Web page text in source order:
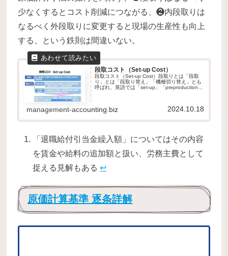
少なくするとコスト削減につながる、❷内段取りは
なるべく外段取りに変更すると現場の生産性も向上
する、という鉄則は間違いない。
段取コスト（Set-up Cost）
段取コスト（Set-up Cost）段取りとは「段取
り」とは「段取り替え」「機種切り替え」とも
呼ばれ、英語では「set-up」「preproduction」
management-accounting.biz 2024.10.18
「退職給付引当金繰入額」についてはその内容
を賃金や給料の追加額と扱い、労務主費として
捉える見解もある↩︎
原価計算基準 逐条詳解